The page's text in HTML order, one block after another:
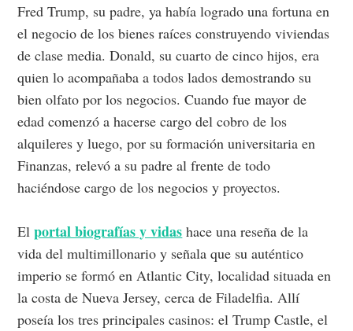
Fred Trump, su padre, ya había logrado una fortuna en
el negocio de los bienes raíces construyendo viviendas
de clase media. Donald, su cuarto de cinco hijos, era
quien lo acompañaba a todos lados demostrando su
bien olfato por los negocios. Cuando fue mayor de
edad comenzó a hacerse cargo del cobro de los
alquileres y luego, por su formación universitaria en
Finanzas, relevó a su padre al frente de todo
haciéndose cargo de los negocios y proyectos.
Elportal biografías y vidas hace una reseña de la
vida del multimillonario y señala que su auténtico
imperio se formó en Atlantic City, localidad situada en
la costa de Nueva Jersey, cerca de Filadelfia. Allí
poseía los tres principales casinos: el Trump Castle, el